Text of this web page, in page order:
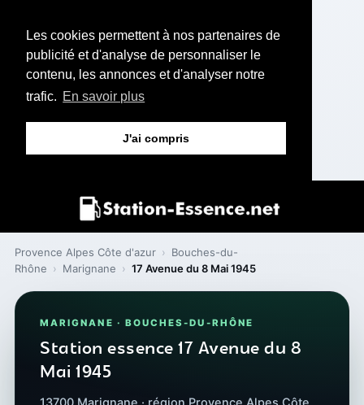
Les cookies permettent à nos partenaires de
publicité et d'analyse de personnaliser le
contenu, les annonces et d'analyser notre
trafic. En savoir plus
J'ai compris
Provence Alpes Côte d'azur › Bouches-du-
Rhône › Marignane › 17 Avenue du 8 Mai 1945
MARIGNANE · BOUCHES-DU-RHÔNE
Station essence 17 Avenue du 8
Mai 1945